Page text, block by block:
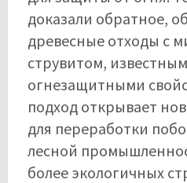
доказали обратное,
древесные отходы с
струвитом,
огнезащитными
подход открывает
для переработки
лесной
более экологичных